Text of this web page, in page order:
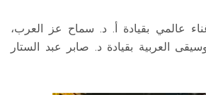
عالمي بقيادة أ. د. سماح عز العرب،
العربية بقيادة د. صابر عبد الستار